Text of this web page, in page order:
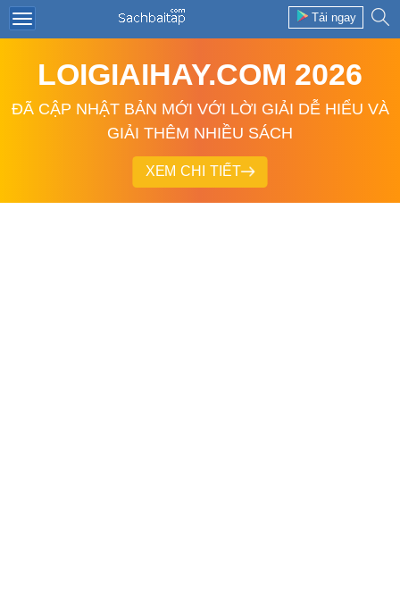
Tải ngay
LOIGIAIHAY.COM 2026
ĐÃ CẬP NHẬT BẢN MỚI VỚI LỜI GIẢI DỄ HIỂU VÀ
GIẢI THÊM NHIỀU SÁCH
XEM CHI TIẾT